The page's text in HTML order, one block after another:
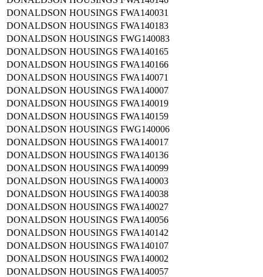
DONALDSON HOUSINGS FWA140031
DONALDSON HOUSINGS FWA140183
DONALDSON HOUSINGS FWG140083
DONALDSON HOUSINGS FWA140165
DONALDSON HOUSINGS FWA140166
DONALDSON HOUSINGS FWA140071
DONALDSON HOUSINGS FWA140007
DONALDSON HOUSINGS FWA140019
DONALDSON HOUSINGS FWA140159
DONALDSON HOUSINGS FWG140006
DONALDSON HOUSINGS FWA140017
DONALDSON HOUSINGS FWA140136
DONALDSON HOUSINGS FWA140099
DONALDSON HOUSINGS FWA140003
DONALDSON HOUSINGS FWA140038
DONALDSON HOUSINGS FWA140027
DONALDSON HOUSINGS FWA140056
DONALDSON HOUSINGS FWA140142
DONALDSON HOUSINGS FWA140107
DONALDSON HOUSINGS FWA140002
DONALDSON HOUSINGS FWA140057